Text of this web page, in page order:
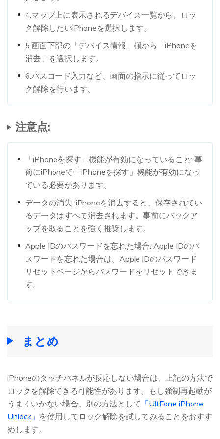
4.マップ上に表示されるデバイス一覧から、ロッ
ク解除したいiPhoneを選択します。
5.画面下部の「デバイス情報」欄から「iPhoneを
消去」を選択します。
6.パスコード入力など、画面の指示に従ってロッ
ク解除を行います。
注意点:
「iPhoneを探す」機能が有効になっていること: 事
前にiPhoneで「iPhoneを探す」機能が有効になっ
ている必要があります。
データの消失: iPhoneを消去すると、保存されてい
るデータはすべて消去されます。事前にバックア
ップを取ることを強く推奨します。
Apple IDのパスワードを忘れた場合: Apple IDのパ
スワードを忘れた場合は、Apple IDのパスワード
リセットページからパスワードをリセットできま
す。
まとめ
iPhoneのタッチパネルが反応しない場合は、上記の方法で
ロックを解除できる可能性があります。もし強制再起動が
うまくいかない場合、別の方法として 「UltFone iPhone
Unlock」 を使用してロック解除を試してみることをおすす
めします。